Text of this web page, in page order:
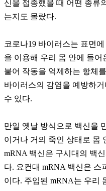
신을 접종했을 때 어떤 종류
는지도 몰랐다.
코로나19 바이러스는 표면
을 이용해 우리 몸 안에 들어
붙어 작동을 억제하는 항체
바이러스의 감염을 예방하
수 있다.
만일 옛날 방식으로 백신을
이거나 거의 죽인 상태로 몸
mRNA 백신은 구시대의 백
다. 요컨대 mRNA 백신은 스
이다. 주입된 mRNA는 우리